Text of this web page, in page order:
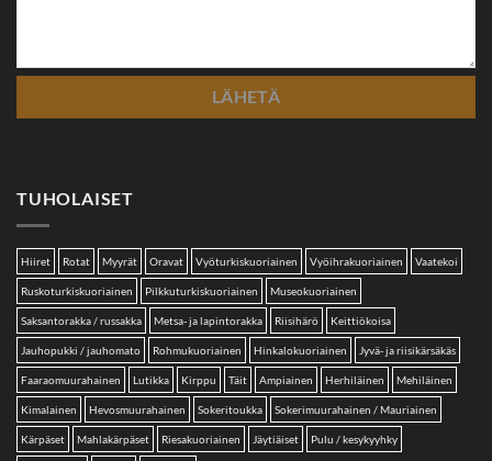
TUHOLAISET
Hiiret Rotat Myyrät Oravat Vyöturkiskuoriainen Vyöihrakuoriainen Vaatekoi
Ruskoturkiskuoriainen Pilkkuturkiskuoriainen Museokuoriainen
Saksantorakka / russakka Metsa- ja lapintorakka Riisihärö Keittiökoisa
Jauhopukki / jauhomato Rohmukuoriainen Hinkalokuoriainen Jyvä- ja riisikärsäkäs
Faaraomuurahainen Lutikka Kirppu Täit Ampiainen Herhiläinen Mehiläinen
Kimalainen Hevosmuurahainen Sokeritoukka Sokerimuurahainen / Mauriainen
Kärpäset Mahlakärpäset Riesakuoriainen Jäytiäiset Pulu / kesykyyhky